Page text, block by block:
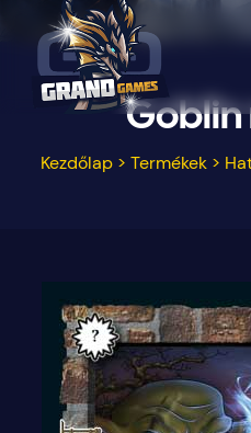
Kezdőlap > Termékek >